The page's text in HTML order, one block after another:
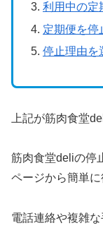
利用中の定
定期便を停
停止理由を
上記が筋肉食堂
筋肉食堂deliの停
ページから簡単に
電話連絡や複雑